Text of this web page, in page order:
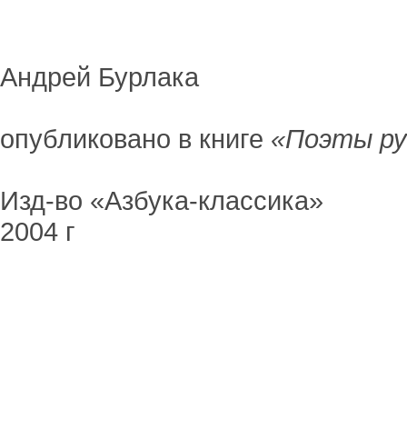
Андрей Бурлака
опубликовано в книге «Поэты
Изд-во «Азбука-классика»
2004 г